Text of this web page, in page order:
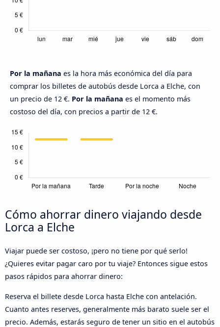
Por la mañana es la hora más económica del día para
comprar los billetes de autobús desde Lorca a Elche, con
un precio de 12 €. Por la mañana es el momento más
costoso del día, con precios a partir de 12 €.
Cómo ahorrar dinero viajando desde
Lorca a Elche
Viajar puede ser costoso, ¡pero no tiene por qué serlo!
¿Quieres evitar pagar caro por tu viaje? Entonces sigue estos
pasos rápidos para ahorrar dinero:
Reserva el billete desde Lorca hasta Elche con antelación.
Cuanto antes reserves, generalmente más barato suele ser el
precio. Además, estarás seguro de tener un sitio en el autobús